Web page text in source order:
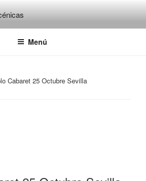
ESCÉNICAS
Menú
Cabaret 25 Octubre Sevilla